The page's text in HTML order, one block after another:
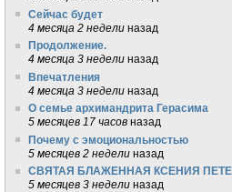
Сейчас будет
4 месяца 2 недели назад
Продолжение.
4 месяца 3 недели назад
Впечатления
4 месяца 3 недели назад
О семье архимандрита Герасима
5 месяцев 17 часов назад
Почему с эмоциональностью
5 месяцев 2 недели назад
СВЯТАЯ БЛАЖЕННАЯ КСЕНИЯ
5 месяцев 3 недели назад